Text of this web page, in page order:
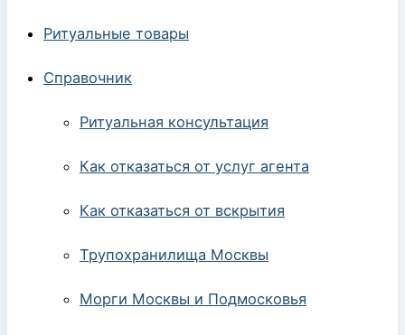
Ритуальные товары
Справочник
Ритуальная консультация
Как отказаться от услуг агента
Как отказаться от вскрытия
Трупохранилища Москвы
Морги Москвы и Подмосковья